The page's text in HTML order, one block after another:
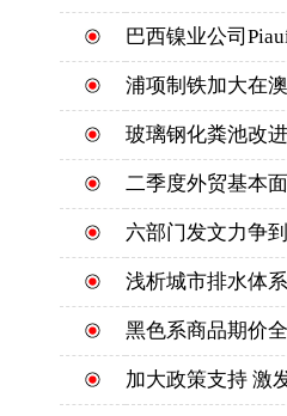
巴西镍业公司
浦项制铁加大在
玻璃钢化粪池改
二季度外贸基本
六部门发文力争
浅析城市排水体
黑色系商品期价
加大政策支持 激